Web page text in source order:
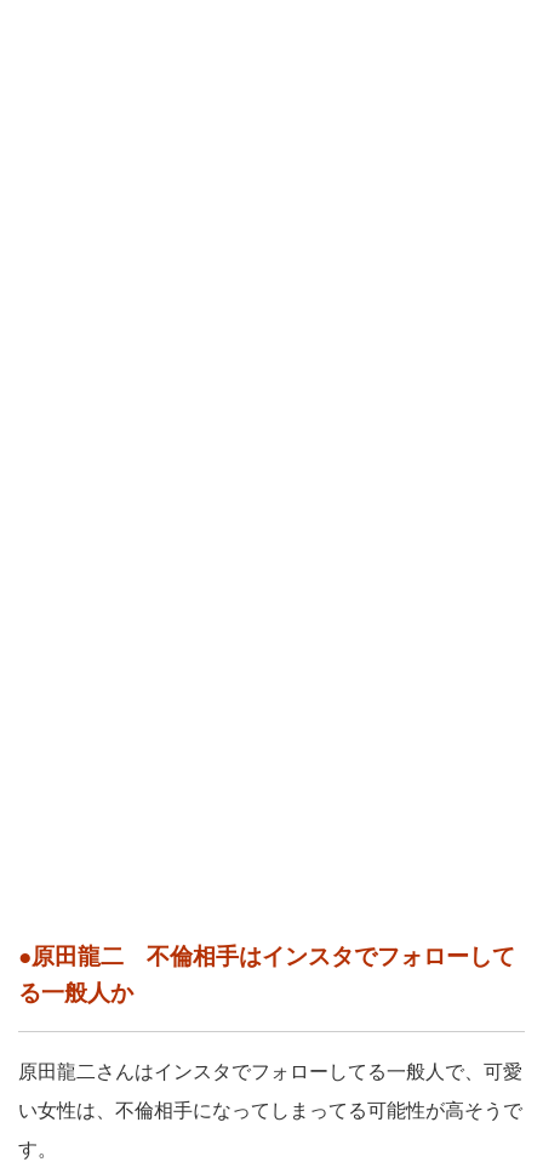
●原田龍二 不倫相手はインスタでフォローして
る一般人か
原田龍二さんはインスタでフォローしてる一般人で、可愛
い女性は、不倫相手になってしまってる可能性が高そうで
す。